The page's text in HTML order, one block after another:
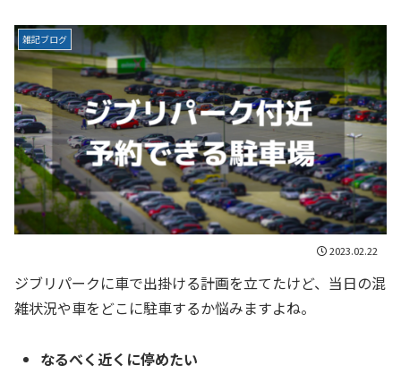
雑記ブログ
2023.02.22
ジブリパークに車で出掛ける計画を立てたけど、当日の混
雑状況や車をどこに駐車するか悩みますよね。
なるべく近くに停めたい